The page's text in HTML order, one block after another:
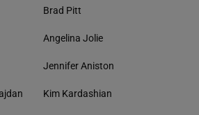
Brad Pitt
Angelina Jolie
Jennifer Aniston
Kim Kardashian